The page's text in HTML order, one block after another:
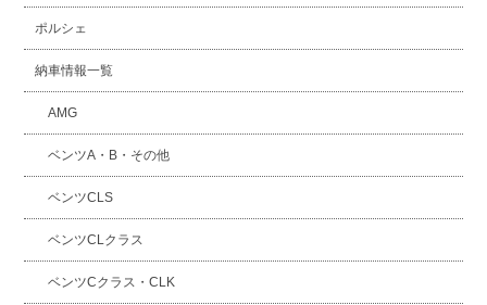
ポルシェ
納車情報一覧
AMG
ベンツA・B・その他
ベンツCLS
ベンツCLクラス
ベンツCクラス・CLK